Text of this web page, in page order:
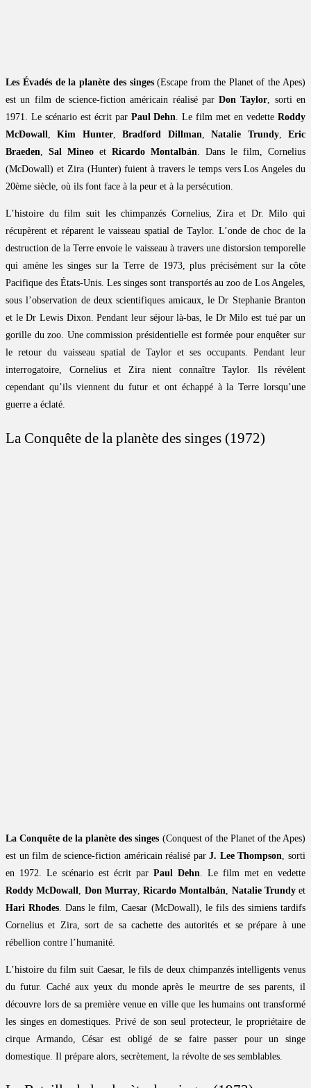
Les Évadés de la planète des singes(Escape from the Planet of the Apes)
est un film de science-fiction américain réalisé parDon Taylor, sorti en
1971. Le scénario est écrit par Paul Dehn. Le film met en vedetteRoddy
McDowall,Kim Hunter,Bradford Dillman,Natalie Trundy,Eric
Braeden, Sal Mineo et Ricardo Montalbán. Dans le film, Cornelius
(McDowall) et Zira (Hunter) fuient à travers le temps vers Los Angeles du
20ème siècle, où ils font face à la peur et à la persécution.
L’histoire du film suit les chimpanzés Cornelius, Zira et Dr. Milo qui
récupèrent et réparent le vaisseau spatial de Taylor. L’onde de choc de la
destruction de la Terre envoie le vaisseau à travers une distorsion temporelle
qui amène les singes sur la Terre de 1973, plus précisément sur la côte
Pacifique des États-Unis. Les singes sont transportés au zoo de Los Angeles,
sous l’observation de deux scientifiques amicaux, le Dr Stephanie Branton
et le Dr Lewis Dixon. Pendant leur séjour là-bas, le Dr Milo est tué par un
gorille du zoo. Une commission présidentielle est formée pour enquêter sur
le retour du vaisseau spatial de Taylor et ses occupants. Pendant leur
interrogatoire, Cornelius et Zira nient connaître Taylor. Ils révèlent
cependant qu’ils viennent du futur et ont échappé à la Terre lorsqu’une
guerre a éclaté.
La Conquête de la planète des singes (1972)
La Conquête de la planète des singes (Conquest of the Planet of the Apes)
est un film de science-fiction américain réalisé parJ. Lee Thompson, sorti
en 1972. Le scénario est écrit par Paul Dehn. Le film met en vedette
Roddy McDowall, Don Murray, Ricardo Montalbán, Natalie Trundyet
Hari Rhodes. Dans le film, Caesar (McDowall), le fils des simiens tardifs
Cornelius et Zira, sort de sa cachette des autorités et se prépare à une
rébellion contre l’humanité.
L’histoire du film suit Caesar, le fils de deux chimpanzés intelligents venus
du futur. Caché aux yeux du monde après le meurtre de ses parents, il
découvre lors de sa première venue en ville que les humains ont transformé
les singes en domestiques. Privé de son seul protecteur, le propriétaire de
cirque Armando, César est obligé de se faire passer pour un singe
domestique. Il prépare alors, secrètement, la révolte de ses semblables.